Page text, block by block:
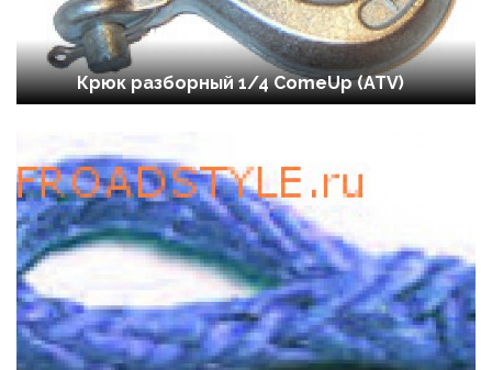
Крюк разборный 1/4 ComeUp (ATV)